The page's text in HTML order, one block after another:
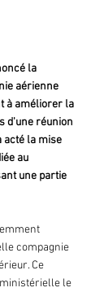
la
aérienne
à améliorer la
d'une réunion
acté la mise
au
une partie
compagnie
Ce
le